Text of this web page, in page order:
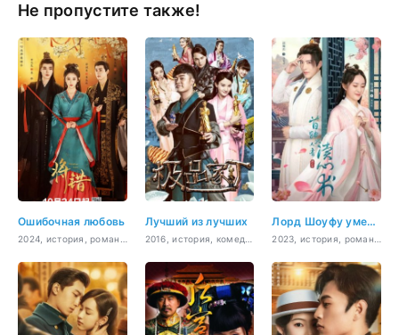
Не пропустите также!
Ошибочная любовь Лучший из лучших Лорд Шоуфу умеет читать мысли